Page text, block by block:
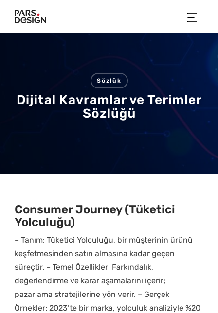
content
Sözlük
Dijital Kavramlar ve Terimler
Sözlüğü
Consumer Journey (Tüketici
Yolculuğu)
– Tanım: Tüketici Yolculuğu, bir müşterinin ürünü
keşfetmesinden satın almasına kadar geçen
süreçtir. – Temel Özellikler: Farkındalık,
değerlendirme ve karar aşamalarını içerir;
pazarlama stratejilerine yön verir. – Gerçek
Örnekler: 2023’te bir marka, yolculuk analiziyle %20